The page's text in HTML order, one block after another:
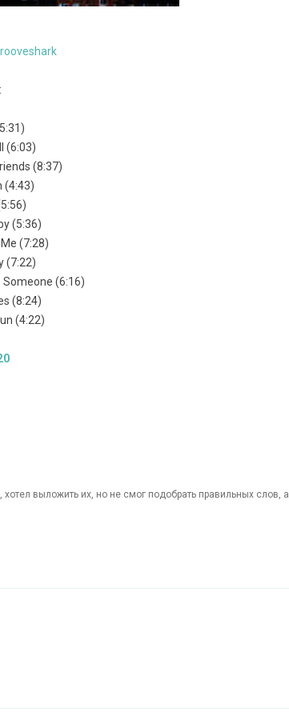
(6:03)
(8:37)
(4:43)
(5:36)
(7:28)
(7:22)
Someone (6:16)
(8:24)
(4:22)
выложить их, но не смог подобрать правильных слов, а